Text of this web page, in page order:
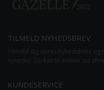
TILMELD NYHEDSBREV
KUNDESERVICE